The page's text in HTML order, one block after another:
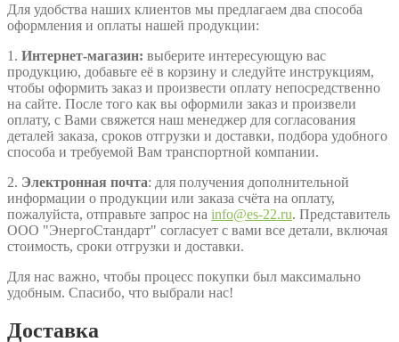
Для удобства наших клиентов мы предлагаем два способа
оформления и оплаты нашей продукции:
1. Интернет-магазин: выберите интересующую вас
продукцию, добавьте её в корзину и следуйте инструкциям,
чтобы оформить заказ и произвести оплату непосредственно
на сайте. После того как вы оформили заказ и произвели
оплату, с Вами свяжется наш менеджер для согласования
деталей заказа, сроков отгрузки и доставки, подбора удобного
способа и требуемой Вам транспортной компании.
2. Электронная почта: для получения дополнительной
информации о продукции или заказа счёта на оплату,
пожалуйста, отправьте запрос на info@es-22.ru. Представитель
ООО "ЭнергоСтандарт" согласует с вами все детали, включая
стоимость, сроки отгрузки и доставки.
Для нас важно, чтобы процесс покупки был максимально
удобным. Спасибо, что выбрали нас!
Доставка